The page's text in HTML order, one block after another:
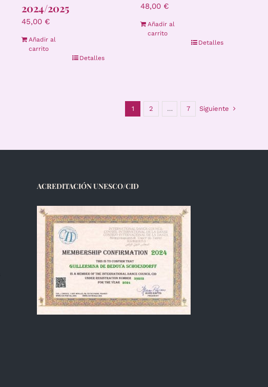
2024/2025
45,00 €
Añadir al
carrito
Detalles
48,00 €
Añadir al
carrito
Detalles
1 2 … 7 Siguiente
ACREDITACIÓN UNESCO/CID